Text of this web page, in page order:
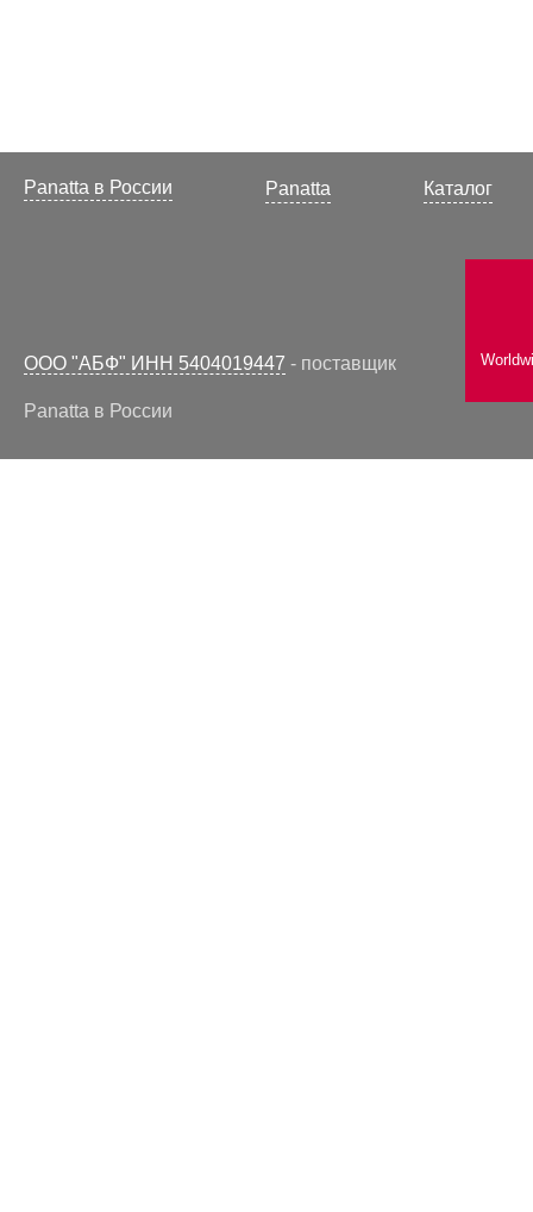
Panatta в России Panatta Каталог
ООО "АБФ" ИНН 5404019447 - поставщик
Panatta в России